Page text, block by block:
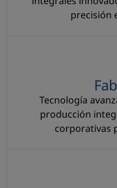
precisión
Tecnología
producción
corporativas